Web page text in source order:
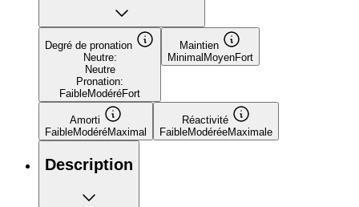
Degré de pronation
Neutre:
Neutre
Pronation:
FaibleModéréFort
Maintien
Minimal MoyenFort
Amorti
FaibleModéréMaximal
Réactivité
FaibleModéréeMaximale
Description